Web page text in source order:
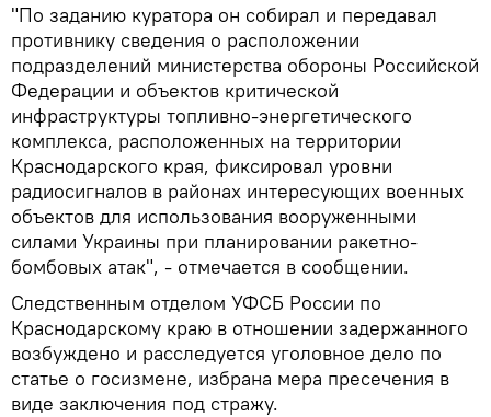
"По заданию куратора он собирал и передавал
противнику сведения о расположении
подразделений министерства обороны Российской
Федерации и объектов критической
инфраструктуры топливно-энергетического
комплекса, расположенных на территории
Краснодарского края, фиксировал уровни
радиосигналов в районах интересующих военных
объектов для использования вооруженными
силами Украины при планировании ракетно-
бомбовых атак", - отмечается в сообщении.
Следственным отделом УФСБ России по
Краснодарскому краю в отношении задержанного
возбуждено и расследуется уголовное дело по
статье о госизмене, избрана мера пресечения в
виде заключения под стражу.